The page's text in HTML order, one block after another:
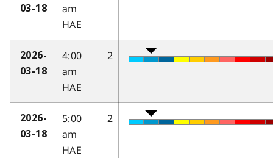
03-18
am
HAE
2026-
03-18
4:00
am
HAE
2
2026-
03-18
5:00
am
HAE
2